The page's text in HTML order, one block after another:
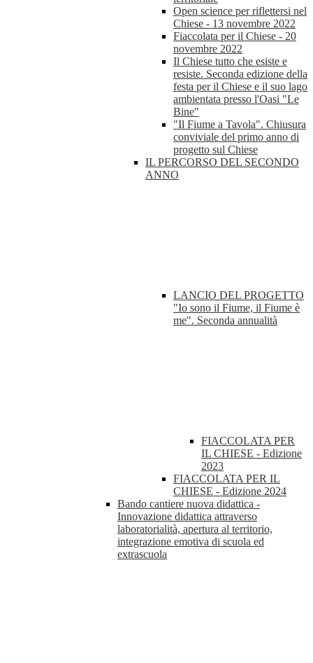
Open science per riflettersi nel
Chiese - 13 novembre 2022
Fiaccolata per il Chiese - 20
novembre 2022
Il Chiese tutto che esiste e
resiste. Seconda edizione della
festa per il Chiese e il suo lago
ambientata presso l'Oasi "Le
Bine"
"Il Fiume a Tavola". Chiusura
conviviale del primo anno di
progetto sul Chiese
IL PERCORSO DEL SECONDO
ANNO
LANCIO DEL PROGETTO
"Io sono il Fiume, il Fiume è
me". Seconda annualità
FIACCOLATA PER
IL CHIESE - Edizione
2023
FIACCOLATA PER IL
CHIESE - Edizione 2024
Bando cantiere nuova didattica -
Innovazione didattica attraverso
laboratorialità, apertura al territorio,
integrazione emotiva di scuola ed
extrascuola